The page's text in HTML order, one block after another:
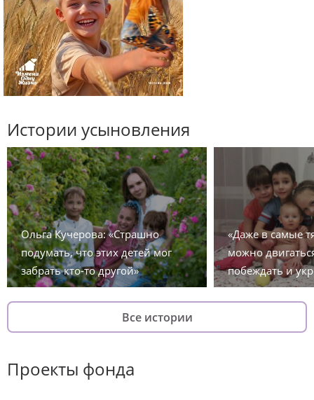
Истории усыновления
Ольга Кучерова: «Страшно
подумать, что этих детей мог
забрать кто-то другой»
«Даже в самые
можно
побеждать и
Все истории
Проекты фонда